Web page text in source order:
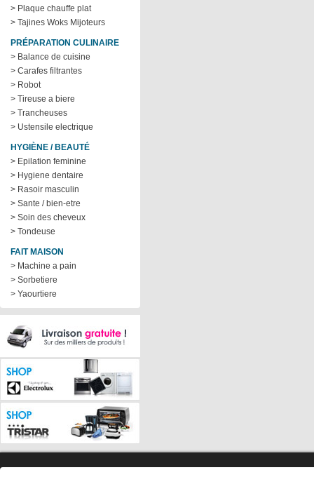
> Plaque chauffe plat
> Tajines Woks Mijoteurs
PRÉPARATION CULINAIRE
> Balance de cuisine
> Carafes filtrantes
> Robot
> Tireuse a biere
> Trancheuses
> Ustensile electrique
HYGIÈNE / BEAUTÉ
> Epilation feminine
> Hygiene dentaire
> Rasoir masculin
> Sante / bien-etre
> Soin des cheveux
> Tondeuse
FAIT MAISON
> Machine a pain
> Sorbetiere
> Yaourtiere